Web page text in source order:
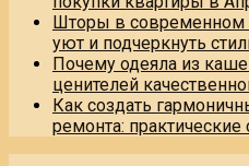
Шторы в современном
уют и подчеркнуть
Почему одеяла из
ценителей
Как создать
ремонта: